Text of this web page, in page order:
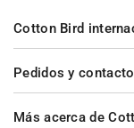
Pedidos y contacto
Más acerca de
Cotton Bird